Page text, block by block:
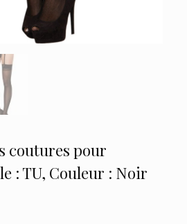
coutures pour
: TU, Couleur : Noir